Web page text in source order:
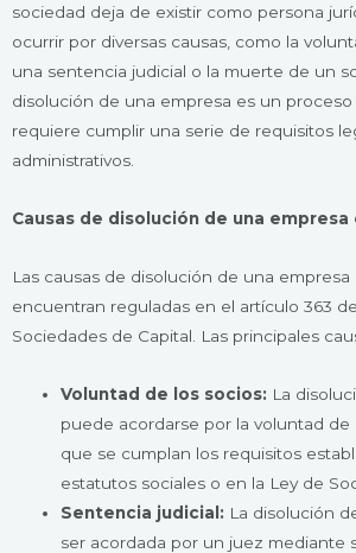
sociedad deja de existir como persona
ocurrir por diversas causas, como la
una sentencia judicial o la muerte de un
disolución de una empresa es un
requiere cumplir una serie de requisitos
administrativos.
Causas de disolución de una empresa
Las causas de disolución de una empresa
encuentran reguladas en el artículo 363
Sociedades de Capital. Las principales
Voluntad de los socios: La
puede acordarse por la voluntad de
que se cumplan los requisitos
estatutos sociales o en la Ley de
Sentencia judicial: La disolución
ser acordada por un juez mediante